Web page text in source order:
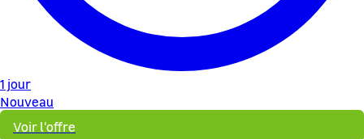
1 jour
Nouveau
Voir l'offre